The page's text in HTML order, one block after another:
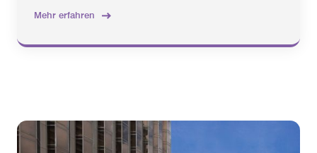
Mehr erfahren